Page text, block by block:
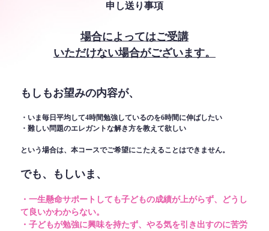
申し送り事項
場合によってはご受講
いただけない場合がございます。
もしもお望みの内容が、
・いま毎日平均して4時間勉強しているのを6時間に伸ばしたい
・難しい問題のエレガントな解き方を教えて欲しい
という場合は、本コースでご希望にこたえることはできません。
でも、もしいま、
・一生懸命サポートしても子どもの成績が上がらず、どうし
て良いかわからない。
・子どもが勉強に興味を持たず、やる気を引き出すのに苦労